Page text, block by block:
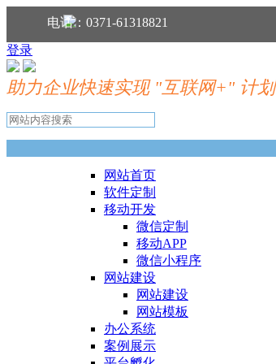
分享到：电话：0371-61318821
登录
助力企业快速实现 "互联网+" 计划
网站首页
软件定制
移动开发
微信定制
移动APP
微信小程序
网站建设
网站建设
网站模板
办公系统
案例展示